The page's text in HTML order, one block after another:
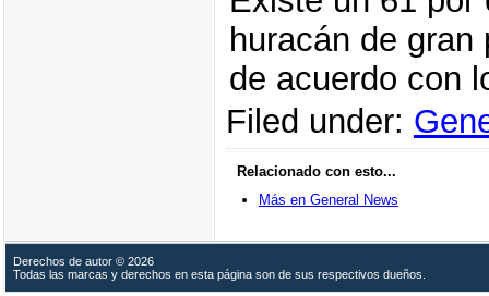
huracán de
de acuerdo con
Filed under:
Relacionado con esto...
Más en General News
Derechos de autor © 2026
Todas las marcas y derechos en esta página son de sus respectivos dueños.